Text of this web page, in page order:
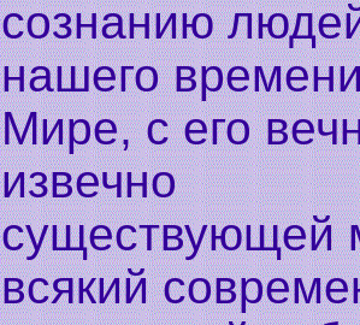
сознанию
нашего
Мире, с его
извечно
существующей
всякий